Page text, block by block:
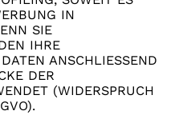
IN
SIE
IHRE
ANSCHLIESSEND
DER
(WIDERSPRUCH